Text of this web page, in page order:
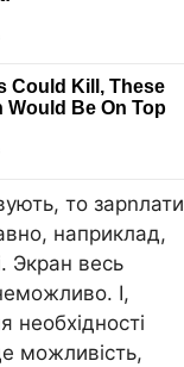
то зарnлати
наприклад,
Экран весь
І,
можливість,